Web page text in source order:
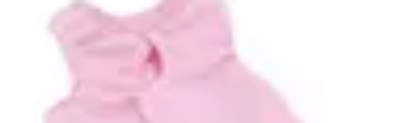
Meilleur Matériel Médical
Équipements médicaux
Équipement à domicile
Meilleur Matériel Médical